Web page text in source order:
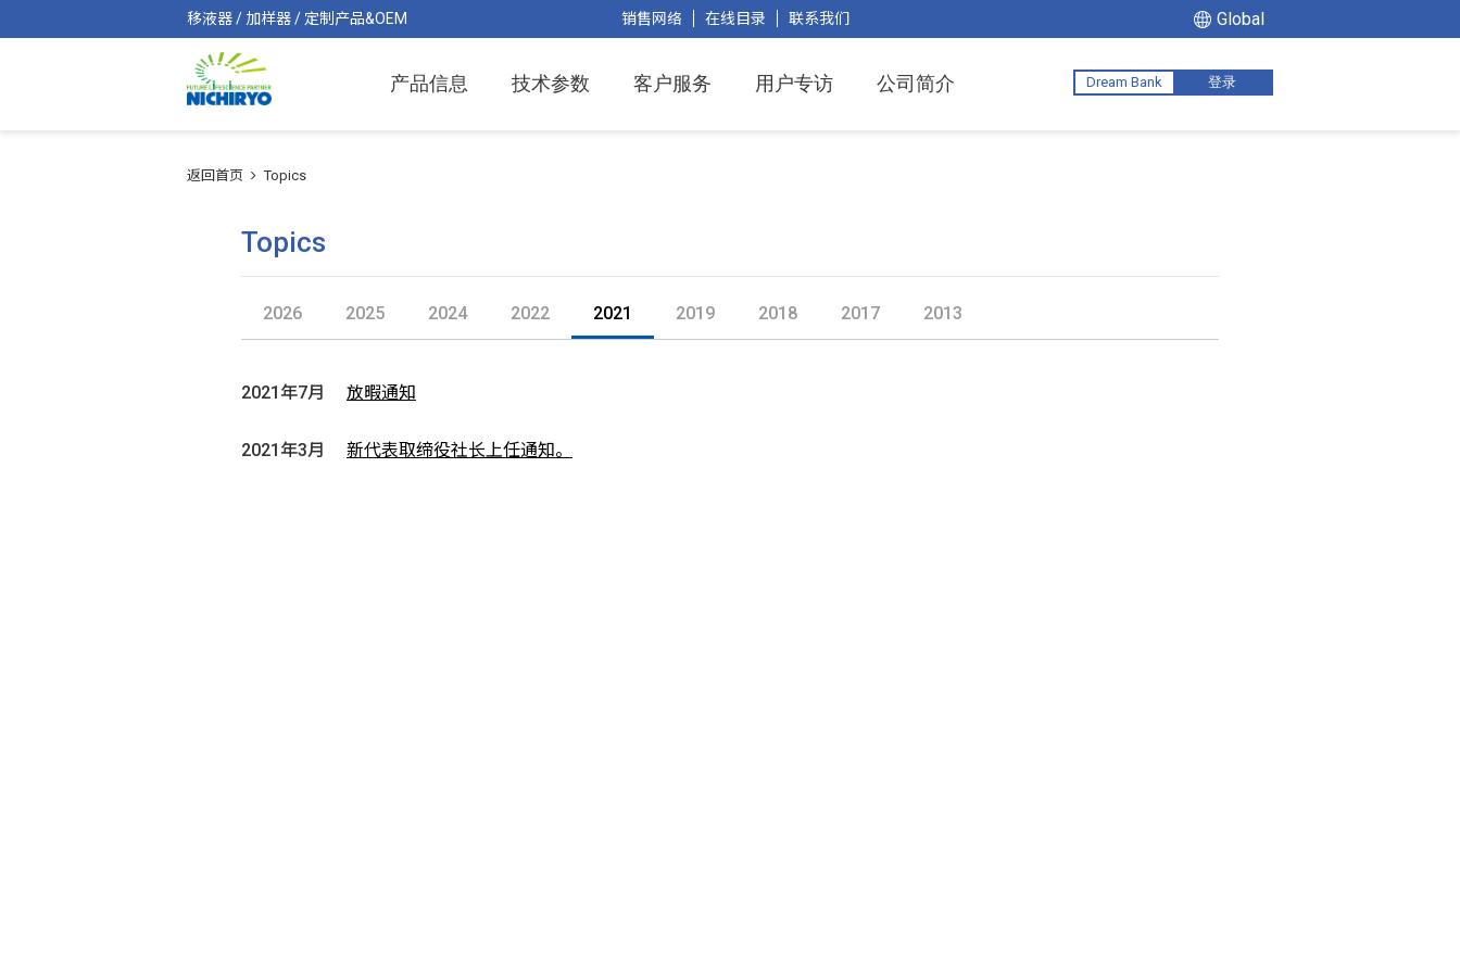
移液器 / 加样器 / 定制产品&OEM 销售网络 在线目录 联系我们 Global
产品信息 技术参数 客户服务 用户专访 公司简介 Dream Bank 登录
返回首页 Topics
Topics
2026 2025 2024 2022 2021 2019 2018 2017 2013
2021年7月 放暇通知
2021年3月 新代表取缔役社长上任通知。